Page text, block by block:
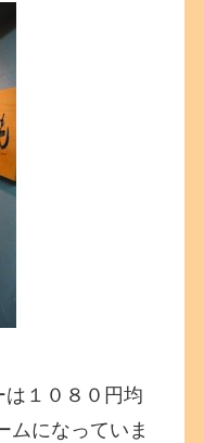
は１０８０円均
ムになっていま